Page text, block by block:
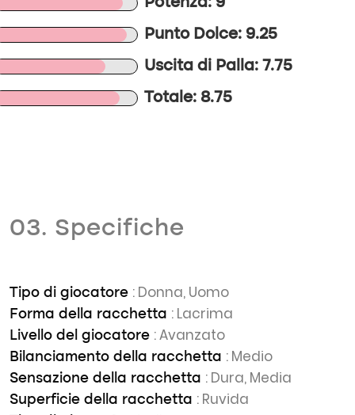
Potenza: 9
Punto Dolce: 9.25
Uscita di Palla: 7.75
Totale: 8.75
03. Specifiche
Tipo di giocatore : Donna, Uomo
Forma della racchetta : Lacrima
Livello del giocatore : Avanzato
Bilanciamento della racchetta : Medio
Sensazione della racchetta : Dura, Media
Superficie della racchetta : Ruvida